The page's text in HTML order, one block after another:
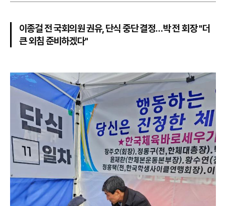
기
이종걸 전 국회의원 권유, 단식 중단 결정…박 전 회장 "더
큰 외침 준비하겠다"